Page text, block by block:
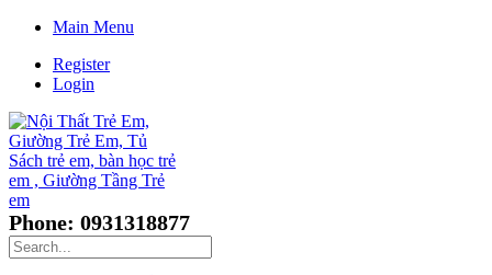
Main Menu
Register
Login
Phone: 0931318877